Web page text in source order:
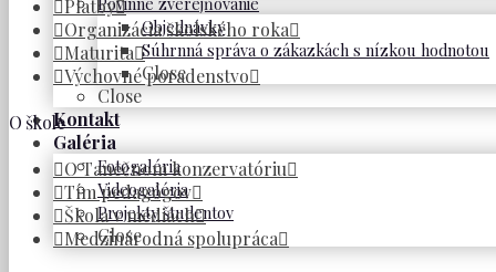
Objednávky
Súhrnná správa o zákazkách s nízkou hodnotou
Close
Close
Kontakt
Galéria
Fotogaléria
Videogaléria
Projekty študentov
Close
Platby
Organizácia školského roka
Maturita
Výchovné poradenstvo
O škole
O Tanečnom konzervatóriu
Tím pedagógov
Škola v médiách
Medzinárodná spolupráca